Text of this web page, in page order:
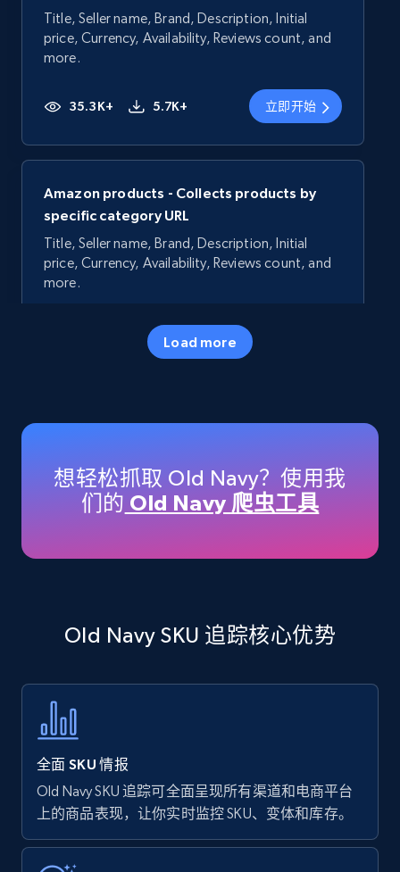
Title, Seller name, Brand, Description, Initial
price, Currency, Availability, Reviews count, and
more.
35.3K+ 5.7K+ 立即开始
Amazon products - Collects products by
specific category URL
Title, Seller name, Brand, Description, Initial
price, Currency, Availability, Reviews count, and
more.
5.7K+
Title, Seller name, Brand, Description, Initial
price, Currency, Availability, Reviews count, and
35.3K+ 5.7K+ 立即开始
Amazon products - find products by using
price, Currency, Availability, Reviews count, and
more.
5.7K+ 立即开始
Amazon Reviews
Load more
想轻松抓取 Old Navy？使用我
们的 Old Navy 爬虫工具
Old Navy SKU 追踪核心优势
全面 SKU 情报
Old Navy SKU 追踪可全面呈现所有渠道和电商平台
上的商品表现，让你实时监控 SKU、变体和库存。